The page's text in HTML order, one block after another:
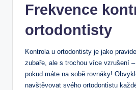
Frekvence
ortodontisty
Kontrola u ortodontisty je jako
zubaře, ale s trochou více vzrušení
pokud máte na sobě rovnáky!
navštěvovat svého ortodontistu